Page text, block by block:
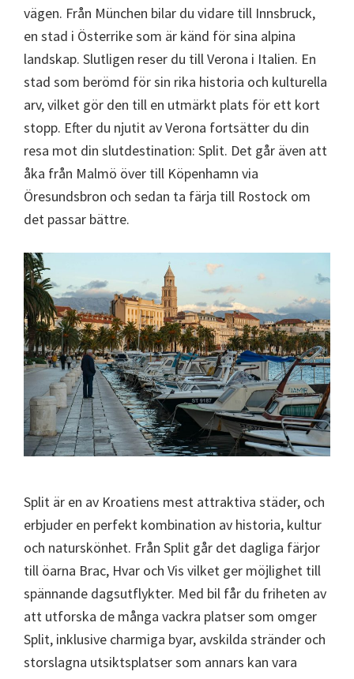
vägen. Från München bilar du vidare till Innsbruck,
en stad i Österrike som är känd för sina alpina
landskap. Slutligen reser du till Verona i Italien. En
stad som berömd för sin rika historia och kulturella
arv, vilket gör den till en utmärkt plats för ett kort
stopp. Efter du njutit av Verona fortsätter du din
resa mot din slutdestination: Split. Det går även att
åka från Malmö över till Köpenhamn via
Öresundsbron och sedan ta färja till Rostock om
det passar bättre.
Split är en av Kroatiens mest attraktiva städer, och
erbjuder en perfekt kombination av historia, kultur
och naturskönhet. Från Split går det dagliga färjor
till öarna Brac, Hvar och Vis vilket ger möjlighet till
spännande dagsutflykter. Med bil får du friheten av
att utforska de många vackra platser som omger
Split, inklusive charmiga byar, avskilda stränder och
storslagna utsiktsplatser som annars kan vara